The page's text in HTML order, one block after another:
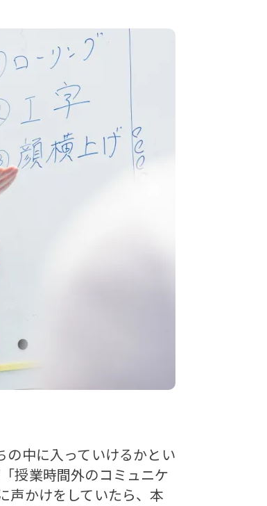
中に入っていけるかとい
授業時間外のコミュニケ
声かけをしていたら、本